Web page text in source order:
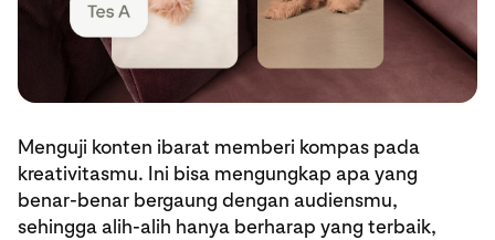
Menguji konten ibarat memberi kompas pada
kreativitasmu. Ini bisa mengungkap apa yang
benar-benar bergaung dengan audiensmu,
sehingga alih-alih hanya berharap yang terbaik,